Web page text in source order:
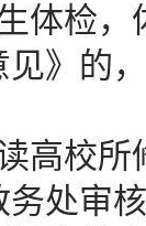
体检
》的
高校
处审